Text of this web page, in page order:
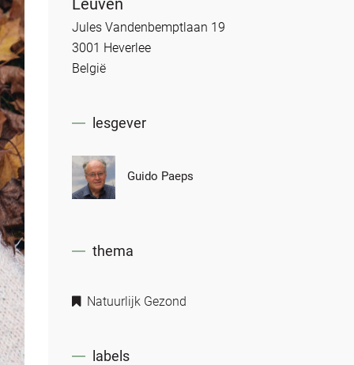
Leuven
Jules Vandenbemptlaan 19
3001 Heverlee
België
lesgever
Guido Paeps
thema
Natuurlijk Gezond
labels